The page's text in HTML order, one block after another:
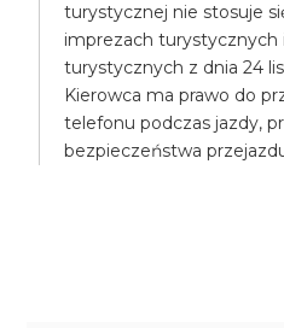
turystycznej nie stosuje
imprezach turystycznych
turystycznych z dnia 24
Kierowca ma prawo do
telefonu podczas jazdy,
bezpieczeństwa